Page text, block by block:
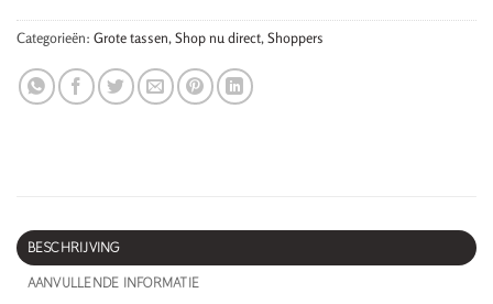
Categorieën: Grote tassen, Shop nu direct, Shoppers
BESCHRIJVING
AANVULLENDE INFORMATIE